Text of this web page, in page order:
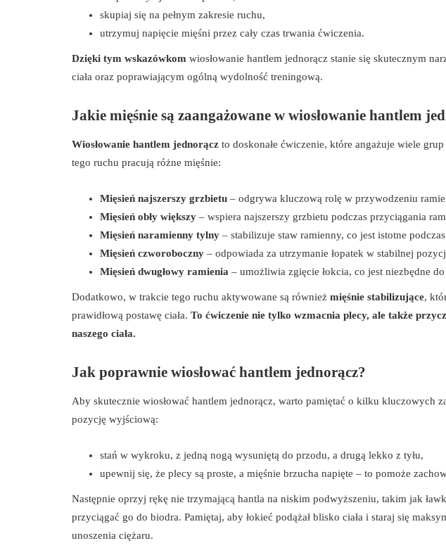
skupiaj się na pełnym zakresie ruchu,
utrzymuj napięcie mięśni przez cały czas trwania ćwiczenia.
Dzięki tym wskazówkom wiosłowanie hantlem jednorącz stanie się skutecznym
ciała oraz poprawiającym ogólną wydolność treningową.
Jakie mięśnie są zaangażowane w wiosłowanie hantlem
Wiosłowanie hantlem jednorącz to doskonałe ćwiczenie, które angażuje wiele
tego ruchu pracują różne mięśnie:
Mięsień najszerszy grzbietu – odgrywa kluczową rolę w przywodzeniu
Mięsień obły większy – wspiera najszerszy grzbietu podczas przyciągania
Mięsień naramienny tylny – stabilizuje staw ramienny, co jest istotne
Mięsień czworoboczny – odpowiada za utrzymanie łopatek w stabilnej
Mięsień dwugłowy ramienia – umożliwia zgięcie łokcia, co jest niezbędne
Dodatkowo, w trakcie tego ruchu aktywowane są również mięśnie stabilizujące,
prawidłową postawę ciała. To ćwiczenie nie tylko wzmacnia plecy, ale także
naszego ciała.
Jak poprawnie wiosłować hantlem jednorącz?
Aby skutecznie wiosłować hantlem jednorącz, warto pamiętać o kilku kluczowych
pozycję wyjściową:
stań w wykroku, z jedną nogą wysuniętą do przodu, a drugą lekko z tyłu,
upewnij się, że plecy są proste, a mięśnie brzucha napięte – to pomoże
Następnie oprzyj rękę nie trzymającą hantla na niskim podwyższeniu, takim jak
przyciągać go do biodra. Pamiętaj, aby łokieć podążał blisko ciała i staraj się
unoszenia ciężaru.